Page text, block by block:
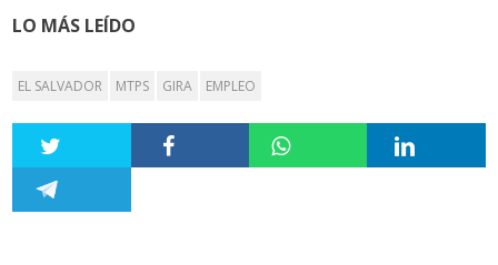
LO MÁS LEÍDO
EL SALVADOR MTPS GIRA EMPLEO